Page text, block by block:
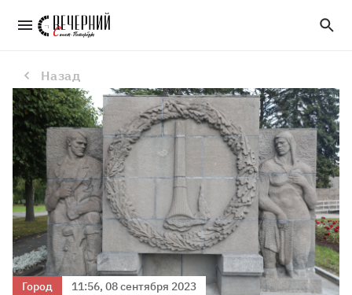
Экономика блокадного города: как ленинградцы в годы блокады спасали промышленность
Назад
Город
11:56, 08 сентября 2023